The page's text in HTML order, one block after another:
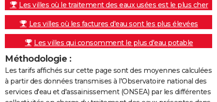
Les villes où le traitement des eaux usées est le plus cher
Les villes où les factures d'eau sont les plus élevées
Les villes qui consomment le plus d'eau potable
Méthodologie :
Les tarifs affichés sur cette page sont des moyennes calculées
à partir des données transmises à l'Observatoire national des
services d'eau et d'assainissement (ONSEA) par les différentes